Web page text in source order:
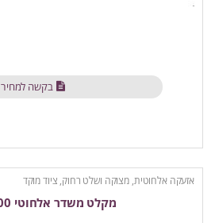
בקשה למחיר
אזעקה אלחוטית, מצוקה ושלט רחוק, ציוד מוקד
מקלט משדר אלחוטי 3000 מטר